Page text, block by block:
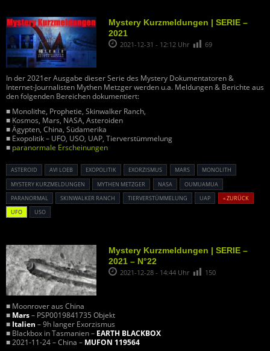
Mystery Kurzmeldungen | SERIE –
2021
2021-12-31 - 12:12 Uhr 69
In der 2021er Ausgabe dieser Serie des Mystery Dokumentatoren &
Internet-Journalisten Mythen Metzger werden u.a. Meldungen & Berichte aus
den folgenden Bereichen dokumentiert:
■ Monolithe, Prophetie, Skinwalker Ranch,
■ Kosmos, Mars, NASA, Asteroiden
■ Ägypten, China, Südamerika
■ Exopolitik – UFO, USO, UAP, Tierverstümmelung
■ paranormale Erscheinungen
ASTEROID AVI LOEB EXOPOLITIK EXORZISMUS MARS
MONOLITH
MYSTERY KURZMELDUNGEN
MYTHEN METZGER NASA
OUMUAMUA
PARANORMAL
SKINWALKER RANCH TIERVERSTÜMMELUNG UAP
« ZURÜCK
UFO
USO
Mystery Kurzmeldungen | SERIE –
2021 – N°22
2021-12-28 - 14:44 Uhr 150
■ Moonrover aus China
■ Mars– PSP0019841735 Objekt
■ Italien – 9h langer Exorzismus
■ Blackbox in Tasmanien – EARTH BLACKBOX
■ 2021-11-24 – China – MUFON 119564